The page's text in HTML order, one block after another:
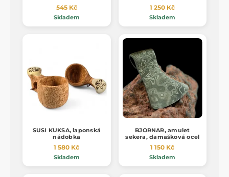
545 Kč
Skladem
keramika, replika
1 250 Kč
Skladem
SUSI KUKSA, laponská
nádobka
1 580 Kč
Skladem
BJORNAR, amulet
sekera, damašková ocel
1 150 Kč
Skladem